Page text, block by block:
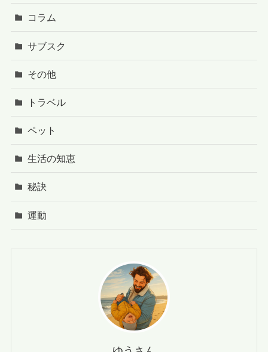
コラム
サブスク
その他
トラベル
ペット
生活の知恵
秘訣
運動